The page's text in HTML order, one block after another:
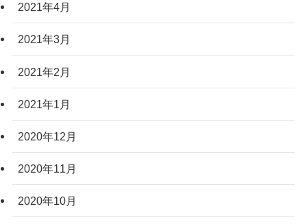
2021年4月
2021年3月
2021年2月
2021年1月
2020年12月
2020年11月
2020年10月